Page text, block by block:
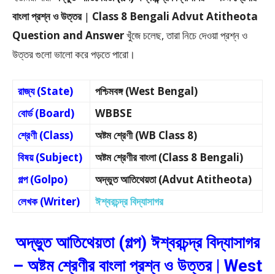
বাংলা প্রশ্ন ও উত্তর| Class 8 Bengali Advut Atitheota
Question and Answerখুঁজে চলেছ, তারা নিচে দেওয়া প্রশ্ন ও
উত্তর গুলো ভালো করে পড়তে পারো।
রাজ্য (State)
পশ্চিমবঙ্গ (West Bengal)
বোর্ড (Board)
WBBSE
শ্রেণী (Class)
অষ্টম শ্রেণী (WB Class 8)
বিষয় (Subject)
অষ্টম শ্রেণীর বাংলা (Class 8 Bengali)
গল্প (Golpo)
অদ্ভুত আতিথেয়তা (Advut Atitheota)
লেখক (Writer)
ঈশ্বরচন্দ্র বিদ্যাসাগর
অদ্ভুত আতিথেয়তা (গল্প) ঈশ্বরচন্দ্র বিদ্যাসাগর
– অষ্টম শ্রেণীর বাংলা প্রশ্ন ও উত্তর | West